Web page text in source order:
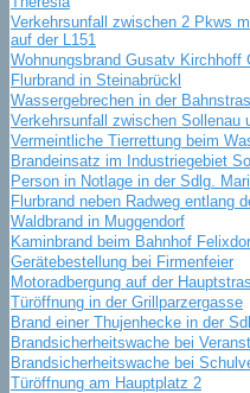
Verkehrsunfall zwischen 2 Pkws
auf der L151
Wohnungsbrand Gusatv Kirchhoff
Flurbrand in Steinabrückl
Wassergebrechen in der
Verkehrsunfall zwischen Sollenau
Vermeintliche Tierrettung beim
Brandeinsatz im Industriegebiet
Person in Notlage in der Sdlg.
Flurbrand neben Radweg entlang
Waldbrand in Muggendorf
Kaminbrand beim Bahnhof
Gerätebestellung bei Firmenfeier
Motoradbergung auf der
Türöffnung in der Grillparzergasse
Brand einer Thujenhecke in der
Brandsicherheitswache bei
Brandsicherheitswache bei
Türöffnung am Hauptplatz 2